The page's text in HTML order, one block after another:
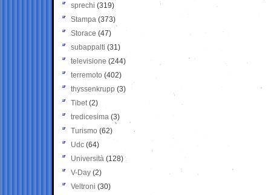
sprechi (319)
Stampa (373)
Storace (47)
subappalti (31)
televisione(244)
terremoto (402)
thyssenkrupp (3)
Tibet(2)
tredicesima (3)
Turismo (62)
Udc (64)
Università (128)
V-Day (2)
Veltroni (30)